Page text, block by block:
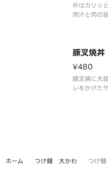
外はカリッ
肉汁と肉の
豚叉焼丼
¥480
豚叉焼に大
レをかけた
ホーム つけ麺 大かわ つけ